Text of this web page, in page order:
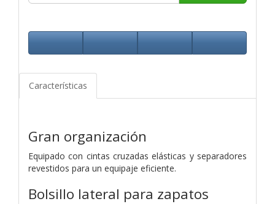
Características
Gran organización
Equipado con cintas cruzadas elásticas y separadores
revestidos para un equipaje eficiente.
Bolsillo lateral para zapatos